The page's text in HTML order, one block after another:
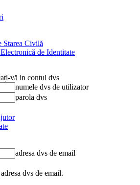
Starea Civilă
de Identitate
vă in contul dvs
numele dvs de utilizator
parola dvs
adresa dvs de email
dvs de email.